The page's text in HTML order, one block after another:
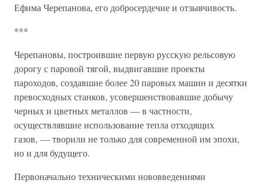
Ефима Черепанова, его добросердечие и отзывчивость.
***
Черепановы, построившие первую русскую рельсовую
дорогу с паровой тягой, выдвигавшие проекты
пароходов, создавшие более 20 паровых машин и десятки
превосходных станков, усовершенствовавшие добычу
черных и цветных металлов — в частности,
осуществлявшие использование тепла отходящих
газов, — творили не только для современной им эпохи,
но и для будущего.
Первоначально техническими нововведениями